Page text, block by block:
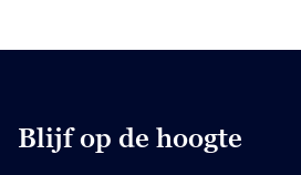
Blijf op de hoogte